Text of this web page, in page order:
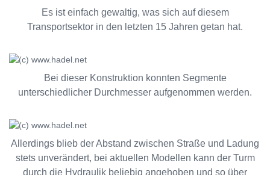
Es ist einfach gewaltig, was sich auf diesem
Transportsektor in den letzten 15 Jahren getan hat.
Bei dieser Konstruktion konnten Segmente
unterschiedlicher Durchmesser aufgenommen werden.
Allerdings blieb der Abstand zwischen Straße und Ladung
stets unverändert, bei aktuellen Modellen kann der Turm
durch die Hydraulik beliebig angehoben und so über